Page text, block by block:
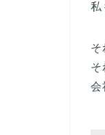
私
そ
そ
会